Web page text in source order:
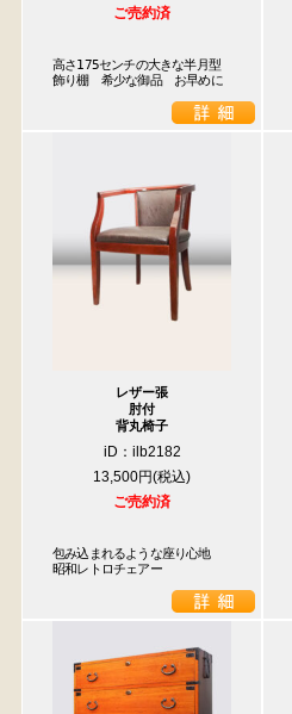
ご売約済
高さ175センチの大きな半月型
飾り棚　希少な御品　お早めに
レザー張
肘付
背丸椅子
iD：ilb2182
13,500円
ご売約済
包み込まれるような座り心地
昭和レトロチェアー